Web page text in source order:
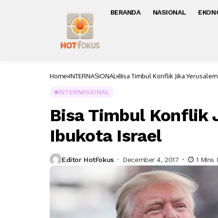
BERANDA NASIONAL
Home INTERNASIONAL Bisa Timbul Konflik Jika
INTERNASIONAL
Bisa Timbul Konflik
Ibukota Israel
Editor HotFokus December 4, 2017 1 Mins